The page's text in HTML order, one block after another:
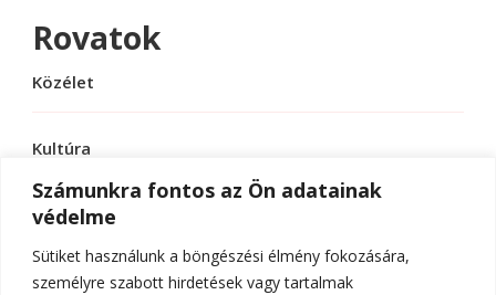
Számunkra fontos az Ön adatainak
védelme
Sütiket használunk a böngészési élmény fokozására,
személyre szabott hirdetések vagy tartalmak
Rovatok
Közélet
Kultúra
Sport
Tudomány